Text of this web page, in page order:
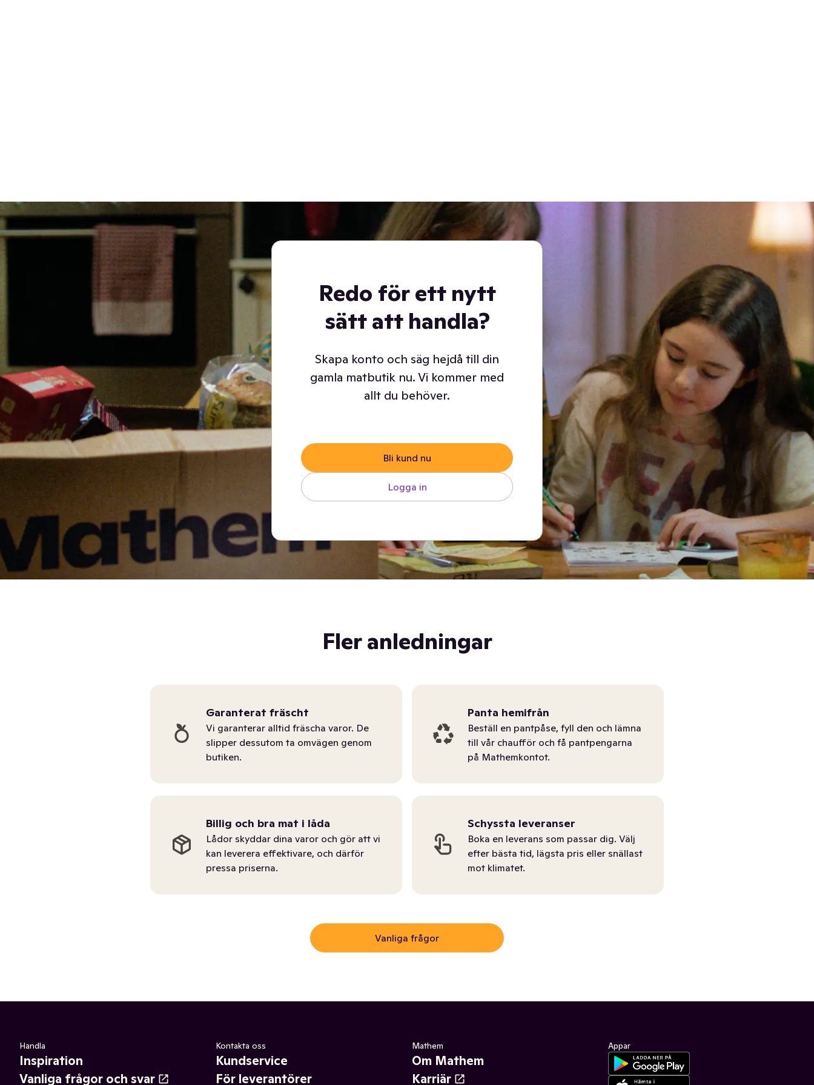
Redo för ett nytt
sätt att handla?
Skapa konto och säg hejdå till din
gamla matbutik nu. Vi kommer med
allt du behöver.
Bli kund nu
Logga in
Fler anledningar
Garanterat fräscht
Vi garanterar alltid fräscha varor. De
slipper dessutom ta omvägen genom
butiken.
Panta hemifrån
Beställ en pantpåse, fyll den och lämna
till vår chaufför och få pantpengarna
på Mathemkontot.
Billig och bra mat i låda
Lådor skyddar dina varor och gör att vi
kan leverera effektivare, och därför
pressa priserna.
Schyssta leveranser
Boka en leverans som passar dig. Välj
efter bästa tid, lägsta pris eller snällast
mot klimatet.
Vanliga frågor
Handla
Inspiration
Vanliga frågor och svar
Kontakta oss
Kundservice
För leverantörer
Mathem
Om Mathem
Karriär
Appar